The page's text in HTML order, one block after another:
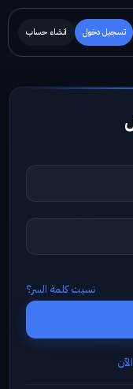
تسجيل دخول انشاء حساب
نسيت كلمة السر؟